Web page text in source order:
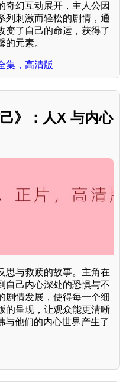
奇幻互动展开，主人公因
列刺激而轻松的剧情，通
变了自己的命运，获得了
元素。
集，高清版
》：人X 与内心
思与救赎的故事。主角在
自己内心深处的恐惧与不
剧情发展，使得每一个细
的呈现，让观众能更清晰
与他们的内心世界产生了